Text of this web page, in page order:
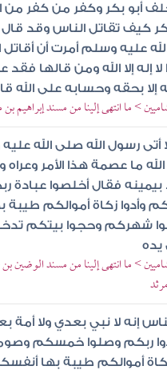
أبو بكر وكفر من كفر من
بكر كيف تقاتل الناس وقد
عليه وسلم أمرت أن
لا إله إلا الله ومن قالها
إلا بحقه وحسابه على الله
> ما انتهى إلينا من مسند إبراهيم
أتى رسول الله صلى الله
ما عصمة هذا الأمر وعراه
فقال أخلصوا عبادة
وأدوا زكاة أموالكم طيبة
شهركم وحجوا بيتكم
> ما انتهى إلينا من مسند الوضين
إنه لا نبي بعدي ولا أمة
ربكم وصلوا خمسكم
زكاة أموالكم طيبة بها